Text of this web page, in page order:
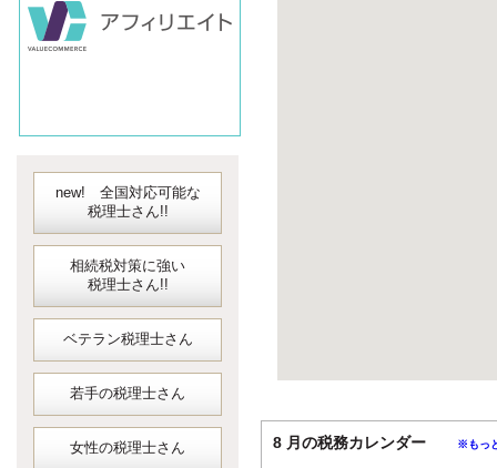
new! 全国対応可能な
税理士さん!!
相続税対策に強い
税理士さん!!
ベテラン税理士さん
若手の税理士さん
女性の税理士さん 8 月の税務カレンダー ※もっ